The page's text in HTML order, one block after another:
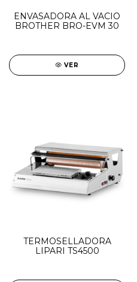
ENVASADORA AL VACIO
BROTHER BRO-EVM 30
VER
TERMOSELLADORA
LIPARI TS4500